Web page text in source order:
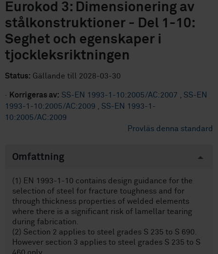
Eurokod 3: Dimensionering av
stålkonstruktioner - Del 1-10:
Seghet och egenskaper i
tjockleksriktningen
Status: Gällande till 2028-03-30
· Korrigeras av: SS-EN 1993-1-10:2005/AC:2007 , SS-EN
1993-1-10:2005/AC:2009 , SS-EN 1993-1-
10:2005/AC:2009
Provläs denna standard
Omfattning
(1) EN 1993-1-10 contains design guidance for the
selection of steel for fracture toughness and for
through thickness properties of welded elements
where there is a significant risk of lamellar tearing
during fabrication.
(2) Section 2 applies to steel grades S 235 to S 690.
However section 3 applies to steel grades S 235 to S